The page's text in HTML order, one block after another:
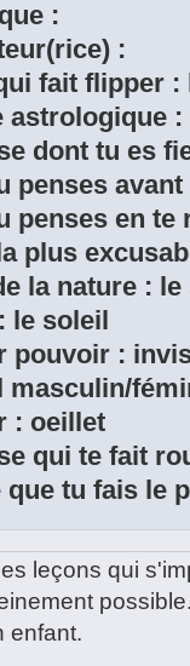
:
:
fait flipper :
astrologique :
dont tu es
penses
penses en te
plus
la nature :
le soleil
pouvoir :
masculin/
: oeillet
qui te fait
tu fais le
leçons qui
enfant.